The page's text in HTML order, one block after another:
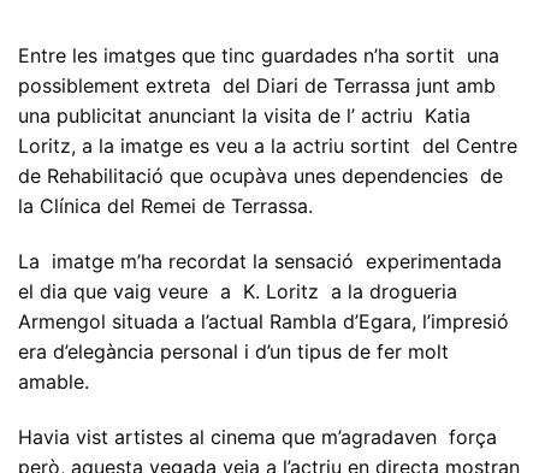
Entre les imatges que tinc guardades n’ha sortit una
possiblement extreta del Diari de Terrassa junt amb
una publicitat anunciant la visita de l’ actriu Katia
Loritz, a la imatge es veu a la actriu sortint del Centre
de Rehabilitació que ocupàva unes dependencies de
la Clínica del Remei de Terrassa.
La imatge m’ha recordat la sensació experimentada
el dia que vaig veure a K. Loritz a la drogueria
Armengol situada a l’actual Rambla d’Egara, l’impresió
era d’elegància personal i d’un tipus de fer molt
amable.
Havia vist artistes al cinema que m’agradaven força
però, aquesta vegada veia a l’actriu en directa mostran